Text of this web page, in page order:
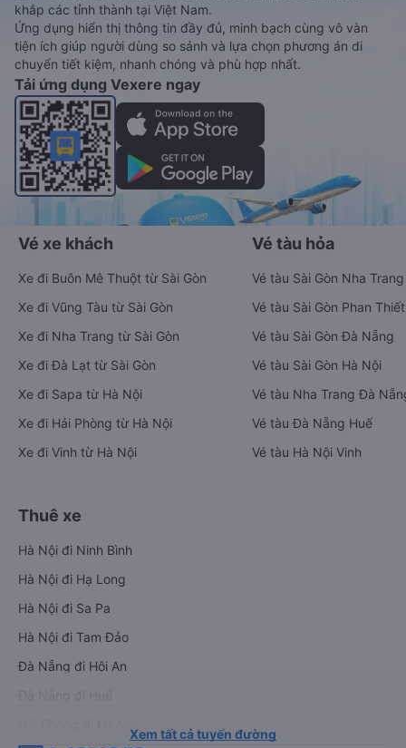
khắp các tỉnh thành tại Việt Nam.
Ứng dụng hiển thị thông tin đầy đủ, minh bạch cùng vô vàn
tiện ích giúp người dùng so sánh và lựa chọn phương án di
chuyển tiết kiệm, nhanh chóng và phù hợp nhất.
Tải ứng dụng Vexere ngay
Vé xe khách
Xe đi Buôn Mê Thuột từ Sài Gòn
Xe đi Vũng Tàu từ Sài Gòn
Xe đi Nha Trang từ Sài Gòn
Xe đi Đà Lạt từ Sài Gòn
Xe đi Sapa từ Hà Nội
Xe đi Hải Phòng từ Hà Nội
Xe đi Vinh từ Hà Nội
Vé tàu hỏa
Vé tàu Sài Gòn Nha Trang
Vé tàu Sài Gòn Phan Thiết
Vé tàu Sài Gòn Đà Nẵng
Vé tàu Sài Gòn Hà Nội
Vé tàu Nha Trang Đà
Vé tàu Đà Nẵng Huế
Vé tàu Hà Nội Vinh
Thuê xe
Hà Nội đi Ninh Bình
Hà Nội đi Hạ Long
Hà Nội đi Sa Pa
Hà Nội đi Tam Đảo
Đà Nẵng đi Hội An
Xem tất cả tuyến đường